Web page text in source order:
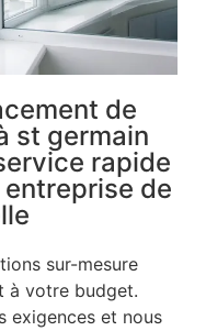
de
st germain
rapide
de
sur-mesure
à votre budget.
exigences et nous